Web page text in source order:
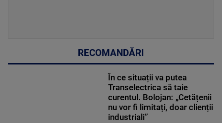
RECOMANDĂRI
În ce situații va putea
Transelectrica să taie
curentul. Bolojan: „Cetățenii
nu vor fi limitați, doar clienții
industriali”